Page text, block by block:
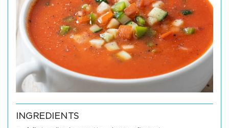
INGREDIENTS